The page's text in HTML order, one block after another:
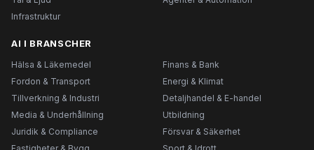
Infrastruktur
AI I BRANSCHER
Hälsa & Läkemedel
Finans & Bank
Fordon & Transport
Energi & Klimat
Tillverkning & Industri
Detaljhandel & E-handel
Media & Underhållning
Utbildning
Juridik & Compliance
Försvar & Säkerhet